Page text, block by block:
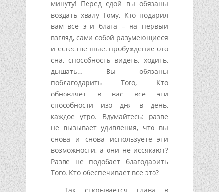
минуту! Перед едой вы обязаны
воздать хвалу Тому, Кто подарил
вам все эти блага – на первый
взгляд, сами собой разумеющиеся
и естественные: пробуждение ото
сна, способность видеть, ходить,
дышать… Вы обязаны
поблагодарить Того, Кто
обновляет в вас все эти
способности изо дня в день,
каждое утро. Вдумайтесь: разве
не вызывает удивления, что вы
снова и снова используете эти
возможности, а они не иссякают?
Разве не подобает благодарить
Того, Кто обеспечивает все это?
Так открывается глава в